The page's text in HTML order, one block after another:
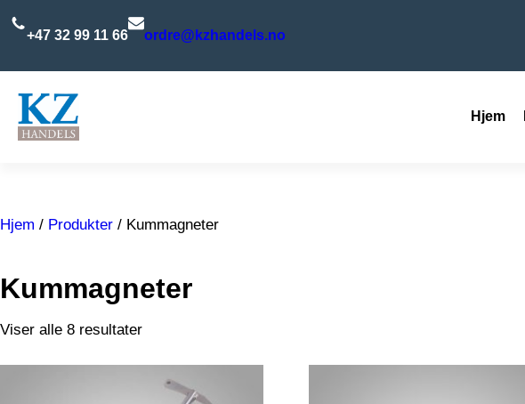
+47 32 99 11 66 ordre@kzhandels.no
Hjem
Hjem / Produkter / Kummagneter
Kummagneter
Viser alle 8 resultater